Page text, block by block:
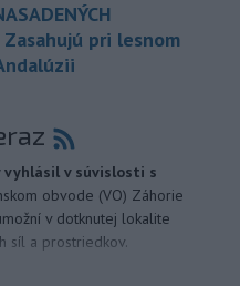
Zasahujú pri lesnom
vyhlásil v súvislosti s
obvode (VO) Záhorie
v dotknutej lokalite
síl a prostriedkov.